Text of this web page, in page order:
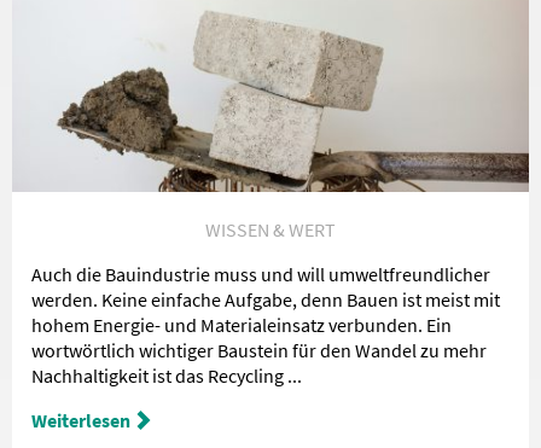
WISSEN & WERT
Auch die Bauindustrie muss und will umweltfreundlicher
werden. Keine einfache Aufgabe, denn Bauen ist meist mit
hohem Energie- und Materialeinsatz verbunden. Ein
wortwörtlich wichtiger Baustein für den Wandel zu mehr
Nachhaltigkeit ist das Recycling ...
Weiterlesen